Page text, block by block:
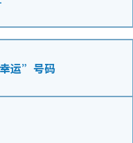
运”号码